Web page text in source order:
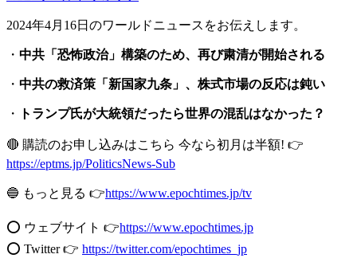
2024年4月16日のワールドニュースをお伝えします。
・ 中共「恐怖政治」構築のため、再び粛清が開始される
・ 中共の救済策「新国家九条」、株式市場の反応は鈍い
・ トランプ氏が大統領だったら世界の混乱はなかった？
🔴 購読のお申し込みはこちら 今なら初月は半額! 👉
https://eptms.jp/PoliticsNews-Sub
🔵 もっと見る 👉https://www.epochtimes.jp/tv
⭕️ ウェブサイト 👉https://www.epochtimes.jp​​
⭕️ Twitter 👉 https://twitter.com/epochtimes_jp